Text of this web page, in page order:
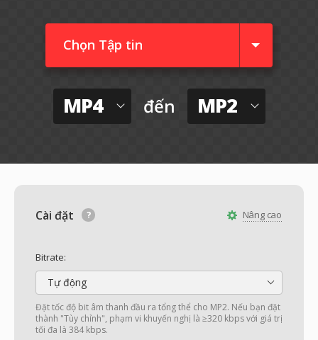
Chọn Tập tin
MP4 đến MP2
Nâng cao
Cài đặt
Bitrate:
Tự động
Đặt tốc độ bit âm thanh đầu ra tổng thể cho MP2. Nếu bạn đặt
thành "Tùy chỉnh", phạm vi khuyến nghị là ≥320 kbps với giá trị
tối đa là 384 kbps.